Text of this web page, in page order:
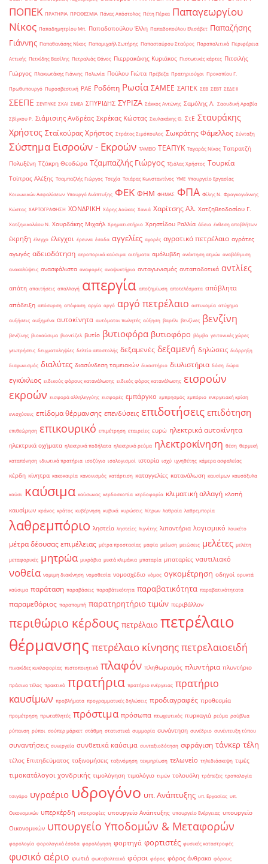
ΠΟΠΕΚ ΠΡΑΤΗΡΙΑ ΠΡΟΘΕΣΜΙΑ Πάνας Απόστολος Πέτη Πέρκα Παπαγεωργίου
Νίκος Παπαδημητρίου Μπ. Παπαδοπούλου Έλλη Παπαδοπούλου Ελισάβετ Παπαζήσης
Γιάννης Παπαθανάσης Νίκος Παπαμιχαήλ Σωτήρης Παπασταύρου Σταύρος Παραπολιτικά Περιφέρεια
Αττικής Πετκίδης Βασίλης Πετραλιάς Θάνος Πιερρακάκης Κυριάκος Πιστωτικές κάρτες Πιτσιλής
Γιώργος Πλακιωτάκης Γιάννης Πολωνία Πούλου Γιώτα Πρέβεζα Πρατηριούχοι Προκοπίου Γ.
Πρωθυπουργό Πυροσβεστική ΡΑΕ Ροδόπη Ρωσία ΣΑΜΕΕ ΣΑΠΕΚ ΣΕΒ ΣΕΒΤ ΣΕΔΕ ΙΙ
ΣΕΕΠΕ ΣΕΥΠΥΚΕ ΣΚΑΙ ΣΜΕΑ ΣΠΥΡΙΔΗΣ ΣΥΡΙΖΑ Σάκκος Αντώνης Σαμόλης Λ. Σαουδική Αραβία
Σβίγκου Ρ. Σιάμισιης Ανδρέας Σκρέκας Κώστας Σκυλακάκης Θ. ΣτΕ Σταυράκης
Χρήστος Σταϊκούρας Χρήστος Στράτος Σιμόπουλος Σωκράτης Φάμελλος Σύνταξη
Σύστημα Εισροών - Εκροών ΤΑΜΕΙΟ ΤΕΑΠΥΚ Ταγαράς Νίκος Ταπρατζή
Πολυξένη Τζάκρη Θεοδώρα Τζαμπαζλής Γιώργος Τζιόλας Χρήστος Τουρκία
Τσίπρας Αλέξης Τσαμπαζλής Γιώργος Τσεχία Τσιάρας Κωνσταντίνος ΥΜΕ Υπουργείο Εργασίας
Κοινωνικών Ασφαλίσεων Υπουργό Ανάπτυξης ΦΕΚ ΦΗΜ ΦΗΜΑΣ ΦΠΑ Φίλης Ν. Φραγκογιάννης
Κώστας ΧΑΡΤΟΓΡΑΦΗΣΗ ΧΟΝΔΡΙΚΗ Χάρης Δούκας Χανιά Χαρίτσης Αλ. Χατζηθεοδοσίου Γ.
Χατζηνικολάου Ν. Χουρδάκης Μιχαήλ Χρηματιστήριο Χρηστίδου Ραλλία άδεια έκθεση αποβλήτων
έκρηξη έλεγχο έλεγχοι έρευνα έσοδα αγγελίες αγορές αγροτικό πετρέλαιο αγρότες
αγωγός αδειοδότηση αεροπορικά καύσιμα αιτήματα αμόλυβδη ανάκτηση ατμών αναβάθμιση
ανακαλύψεις ανασφάλιστα αναφορές αναψυκτήρια ανταγωνισμός ανταποδοτικά αντλίες
απάτη απαιτήσεις απαλλαγή απεργία αποζημίωση αποτελέσματα απόβλητα
απόδειξη απόσυρση απόφαση αργία αργό αργό πετρέλαιο αστυνομία ατύχημα
αυξήσεις αυξημένα αυτοκίνητα αυτόματοι πωλητές αύξηση βαρέλι βενζίνες βενζίνη
βενζίνης βιοκαύσιμα βιοντίζελ βυτίο βυτιοφόρα βυτιοφόρο βόμβα γειτονικές χώρες
γεωτρήσεις δειγματοληψίες δελτίο αποστολής δεξαμενές δεξαμενή δηλώσεις διάρρηξη
διαγωνισμός διαλύτες διασύνδεση ταμειακών δικαστήριο διυλιστήρια δόση δώρα
εγκύκλιος ειδικούς φόρους κατανάλωσης ειδικός φόρος κατανάλωσης εισροών
εκροών εισφορά αλληλεγγύης εισφορές εμπάργκο εμπρησμός εμπόριο ενεργειακή κρίση
ενισχύσεις επίδομα θέρμανσης επενδύσεις επιδοτήσεις επιδότηση
επιθεώρηση επικουρικό επιμέτρηση εταιρείες ευρώ ηλεκτρικά αυτοκίνητα
ηλεκτρικά οχήματα ηλεκτρικά ποδήλατα ηλεκτρικό ρεύμα ηλεκτροκίνηση θέση θερμική
καταπόνηση ιδιωτικά πρατήρια ισοζύγιο ισολογισμοί ιστορία ισχύ ιχνηθέτης κάμερα ασφαλείας
κέρδη κίνητρα κακοκαιρία κανονισμός κατάρτιση καταγγελίες κατανάλωση καυσίμων καυσόξυλα
καύσι καύσιμα καύσωνας κερδοσκοπία κερδοφορία κλιματική αλλαγή κλοπή
καυσίμων κράνος κράτος κυβέρνηση κυβικά κυρώσεις λίτρων λαθραία λαθρεμπορία
λαθρεμπόριο ληστεία ληστείες λιγνίτης λιπαντήρια λογισμικό λουκέτο
μέτρα δέουσας επιμέλειας μέτρα προστασίας μαφία μείωση μειώσεις μελέτες μελέτη
μεταφορικές μητρώα μικρόβια μικτά κλιμάκια μπαταρία μπαταρίες ναυτιλιακό
νοθεία νομιμη διακίνηση νομοθεσία νομοσχέδιο νόμος ογκομέτρηση οδηγοί ορυκτά
καύσιμα παράταση παραβάσεις παραβάτικότητα παραβατικότητα παραβατικότητατα
παραμεθόριος παραπομπή παρατηρητήριο τιμών περιβάλλον
περιθώριο κέρδους πετρέλαιο πετρέλαιο
θέρμανσης πετρέλαιο κίνησηςπετρελαιοειδή
πινακίδες κυκλοφορίας πιστοποιητικά πλαφόν πληθωρισμός πλυντήρια πλυντήριο
πράσινο τέλος πρακτικό πρατήρια πρατήριο ενέργειας πρατήριο
καυσίμων προβλήματα προγραμματικές δηλώσεις προδιαγραφές προθεσμία
προμέτρηση πρωταθλητές πρόστιμα πρόσωπα πτωχευτικός πυρκαγιά ρεύμα ρούβλια
ρύπανση ρύποι σούπερ μάρκετ στάθμη στατιστικά συμμορία συνάντηση συνέδριο συνέντευξη τύπου
συναντήσεις συνεργεία συνθετικά καύσιμα συνταξιοδότηση σφράγιση τάνκερ τέλη
τέλος Επιτηδεύματος ταξινομήσεις ταξινόμηση τεκμηρίωση τελωνείο τηλεδιάσκεψη τιμές
τιμοκατάλογοι χονδρικής τιμολόγηση τιμολόγιο τιμών τολουόλη τράπεζες τροπολογία
τσιγάρο υγραέριο υδρογόνο υπ. Ανάπτυξης υπ. Εργασίας υπ.
Οικονομικών υπερκέρδη υποτροφίες υπουργείο Ανάπτυξης υπουργείο Ενέργειας υπουργείο
Οικονομικών υπουργείο Υποδομών & Μεταφορών
φορολογία φορολογικά έσοδα φορολόγηση φορτηγά φορτιστές φυσικές καταστροφές
φυσικό αέριο φωτιά φωτοβολταϊκά φόροι φόρος φόρος άνθρακα φόρους